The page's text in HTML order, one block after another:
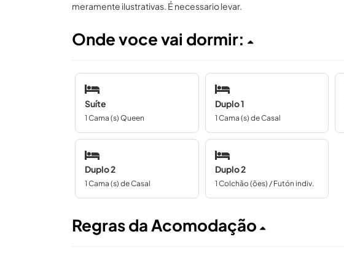
meramente ilustrativas. É necessario levar.
Onde voce vai dormir:
Suíte
1 Cama (s) Queen
Duplo 1
1 Cama (s) de Casal
Duplo 2
1 Cama (s) de Casal
Duplo 2
1 Colchão (ões) / Futón indiv.
Regras da Acomodação